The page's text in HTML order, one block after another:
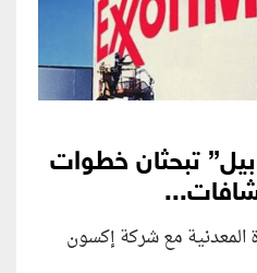
تبحثان خطوات
المعدنية مع شركة إكسون